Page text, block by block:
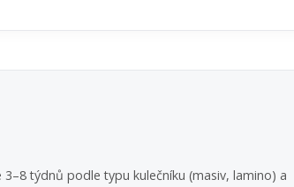
týdnů podle typu kulečníku (masiv, lamino) a